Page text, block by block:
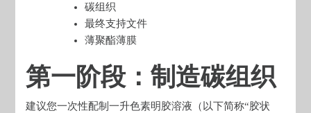
碳组织
最终支持文件
薄聚酯薄膜
第一阶段：制造碳组织
建议您一次性配制一升色素明胶溶液（以下简称“胶状